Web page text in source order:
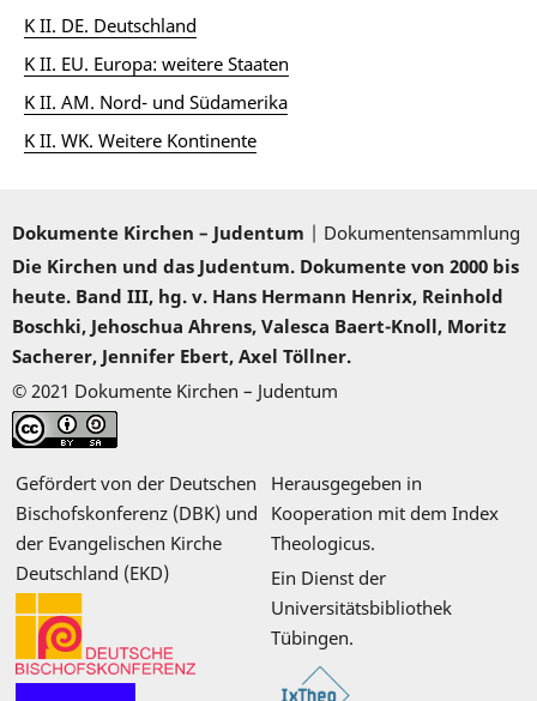
K II. DE. Deutschland
K II. EU. Europa: weitere Staaten
K II. AM. Nord- und Südamerika
K II. WK. Weitere Kontinente
Dokumente Kirchen – Judentum | Dokumentensammlung
Die Kirchen und das Judentum. Dokumente von 2000 bis
heute. Band III, hg. v. Hans Hermann Henrix, Reinhold
Boschki, Jehoschua Ahrens, Valesca Baert-Knoll, Moritz
Sacherer, Jennifer Ebert, Axel Töllner.
© 2021 Dokumente Kirchen – Judentum
Gefördert von der Deutschen
Bischofskonferenz (DBK) und
der Evangelischen Kirche
Deutschland (EKD)
Herausgegeben in
Kooperation mit dem Index
Theologicus.
Ein Dienst der
Universitätsbibliothek
Tübingen.